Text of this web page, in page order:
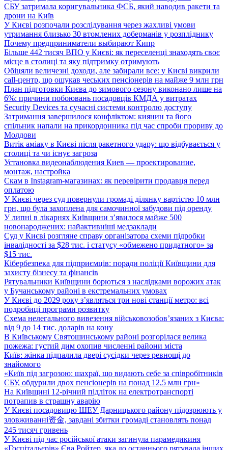
СБУ затримала коригувальника ФСБ, який наводив ракети та
дрони на Київ
У Києві розпочали розслідування через жахливі умови
утримання близько 30 втомлених доберманів у розпліднику
Почему предприниматели выбирают Кипр
Більше 442 тисяч ВПО у Києві: як переселенці знаходять своє
місце в столиці та яку підтримку отримують
Обіцяли величезні доходи, але забирали все: у Києві викрили
call-центр, що ошукав чеських пенсіонерів на майже 9 млн грн
План підготовки Києва до зимового сезону виконано лише на
6%: причини побоювань посадовців КМДА у витратах
Security Devices та сучасні системи контролю доступу
Затримання завершилося конфліктом: киянин та його
спільник напали на прикордонника під час спроби прориву до
Молдови
Витік аміаку в Києві після ракетного удару: що відбувається у
столиці та чи існує загроза
Установка видеонаблюдения Киев — проектирование,
монтаж, настройка
Скам в Instagram-магазинах: як перевірити продавця перед
оплатою
У Києві через суд повернули громаді ділянку вартістю 10 млн
грн, що була захоплена для самочинної забудови під оренду
У липні в лікарнях Київщини з’явилося майже 500
новонароджених: найактивніші медзаклади
Суд у Києві розгляне справу організатора схеми підробки
інвалідності за $28 тис. і статусу «обмежено придатного» за
$15 тис.
Кібербезпека для підприємців: поради поліції Київщини для
захисту бізнесу та фінансів
Рятувальники Київщини борються з наслідками ворожих атак
у Бучанському районі в екстремальних умовах
У Києві до 2029 року з’являться три нові станції метро: всі
подробиці програми розвитку
Схема нелегального вивезення військовозобов’язаних з Києва:
від 9 до 14 тис. доларів на кону
В Київському Святошинському районі розгорілася велика
пожежа: густий дим охопив численні райони міста
Київ: жінка підпалила двері сусідки через ревнощі до
знайомого
«Київ під загрозою: шахраї, що видають себе за співробітників
СБУ, обдурили двох пенсіонерів на понад 12,5 млн грн»
На Київщині 12-річний підліток на електротранспорті
потрапив в страшну аварію
У Києві посадовицю ШЕУ Дарницького району підозрюють у
зловживанні资金, завдані збитки громаді становлять понад
245 тисяч гривень
У Києві під час російської атаки загинула парамедикиня